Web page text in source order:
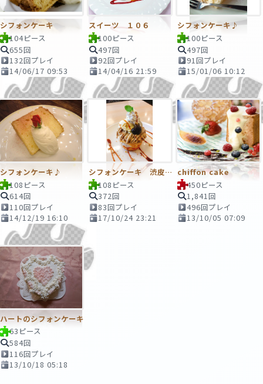
シフォンケーキ
104ピース
655回
132回プレイ
14/06/17 09:53
スイーツ １０６
100ピース
497回
92回プレイ
14/04/16 21:59
シフォンケーキ♪
100ピース
497回
91回プレイ
15/01/06 10:12
シフォンケーキ♪
108ピース
614回
110回プレイ
14/12/19 16:10
シフォンケーキ 渋皮栗のモンブラン仕立て
108ピース
372回
83回プレイ
17/10/24 23:21
chiffon cake
450ピース
1,841回
496回プレイ
13/10/05 07:09
ハートのシフォンケーキ
63ピース
584回
116回プレイ
13/10/18 05:18